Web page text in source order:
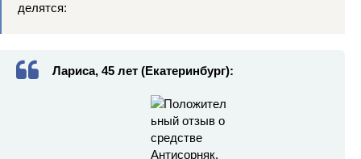
делятся:
Лариса, 45 лет (Екатеринбург):